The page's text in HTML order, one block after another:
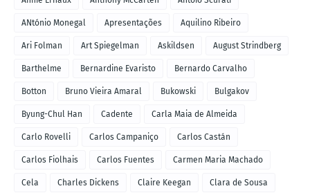
ANtónio Monegal Apresentações Aquilino Ribeiro
Ari Folman Art Spiegelman Askildsen August Strindberg
Barthelme Bernardine Evaristo Bernardo Carvalho
Botton Bruno Vieira Amaral Bukowski Bulgakov
Byung-Chul Han Cadente Carla Maia de Almeida
Carlo Rovelli Carlos Campaniço Carlos Castán
Carlos Fiolhais Carlos Fuentes Carmen Maria Machado
Cela Charles Dickens Claire Keegan Clara de Sousa